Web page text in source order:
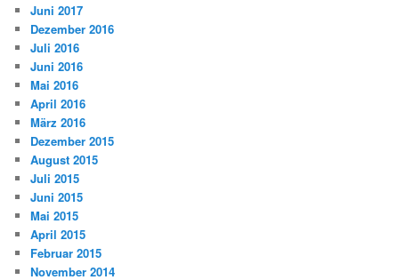
Juni 2017
Dezember 2016
Juli 2016
Juni 2016
Mai 2016
April 2016
März 2016
Dezember 2015
August 2015
Juli 2015
Juni 2015
Mai 2015
April 2015
Februar 2015
November 2014